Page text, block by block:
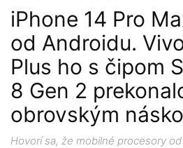
iPhone 14 Pro
od Androidu.
Plus ho s čipom
8 Gen 2
obrovským
Hovorí sa, že mobilné procesory